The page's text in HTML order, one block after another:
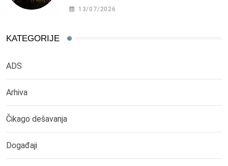
13/07/2026
KATEGORIJE
ADS
Arhiva
Čikago dešavanja
Događaji